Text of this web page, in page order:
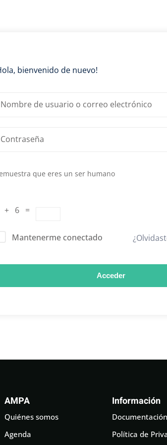
bienvenido de nuevo!
que eres un ser humano
+ 6 =
Mantenerme conectado
Acceder
AMPA
Quiénes somos
Agenda
Información
Política de